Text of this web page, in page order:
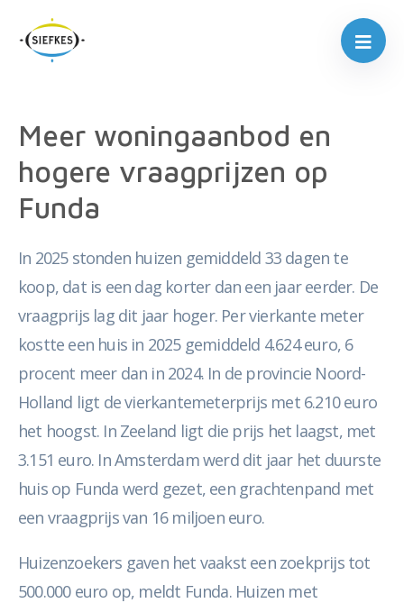
Meer woningaanbod en
hogere vraagprijzen op
Funda
In 2025 stonden huizen gemiddeld 33 dagen te
koop, dat is een dag korter dan een jaar eerder. De
vraagprijs lag dit jaar hoger. Per vierkante meter
kostte een huis in 2025 gemiddeld 4.624 euro, 6
procent meer dan in 2024. In de provincie Noord-
Holland ligt de vierkantemeterprijs met 6.210 euro
het hoogst. In Zeeland ligt die prijs het laagst, met
3.151 euro. In Amsterdam werd dit jaar het duurste
huis op Funda werd gezet, een grachtenpand met
een vraagprijs van 16 miljoen euro.
Huizenzoekers gaven het vaakst een zoekprijs tot
500.000 euro op, meldt Funda. Huizen met